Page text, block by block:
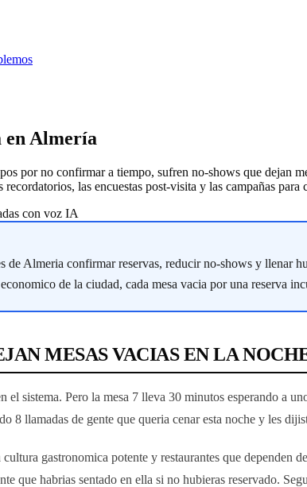
en Almería
por no confirmar a tiempo, sufren no-shows que dejan
las encuestas post-visita y las campañas
con voz IA
de Almeria confirmar reservas, reducir no-shows y llenar
de la ciudad, cada mesa vacia por una reserva
MESAS VACIAS EN LA
el sistema. Pero la mesa 7 lleva 30 minutos esperando a
8 llamadas de gente que queria cenar esta noche y les
gastronomica potente y restaurantes que dependen
que habrias sentado en ella si no hubieras reservado.